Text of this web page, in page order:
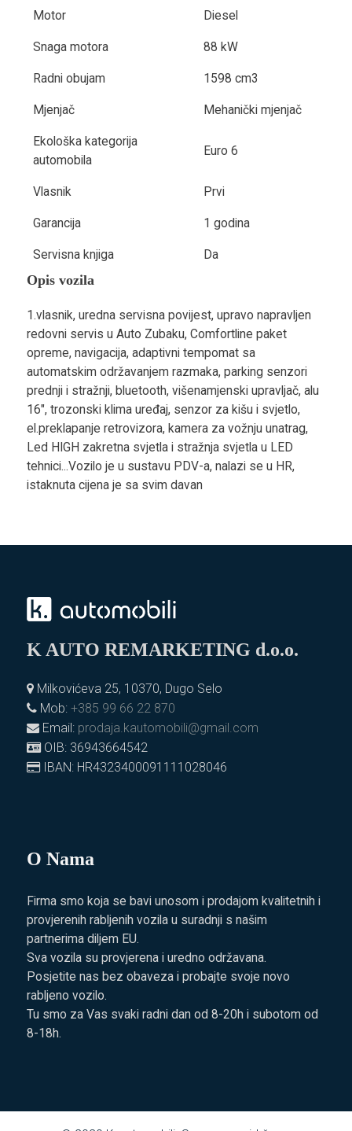
Motor Diesel
Snaga motora 88 kW
Radni obujam 1598 cm3
Mjenjač Mehanički mjenjač
Ekološka kategorija
automobila
Euro 6
Vlasnik Prvi
Garancija 1 godina
Servisna knjiga Da
Opis vozila
1.vlasnik, uredna servisna povijest, upravo napravljen
redovni servis u Auto Zubaku, Comfortline paket
opreme, navigacija, adaptivni tempomat sa
automatskim održavanjem razmaka, parking senzori
prednji i stražnji, bluetooth, višenamjenski upravljač, alu
16", trozonski klima uređaj, senzor za kišu i svjetlo,
el.preklapanje retrovizora, kamera za vožnju unatrag,
Led HIGH zakretna svjetla i stražnja svjetla u LED
tehnici...Vozilo je u sustavu PDV-a, nalazi se u HR,
istaknuta cijena je sa svim davan
K AUTO REMARKETING d.o.o.
Milkovićeva 25, 10370, Dugo Selo
Mob: +385 99 66 22 870
Email: prodaja.kautomobili@gmail.com
OIB: 36943664542
IBAN: HR4323400091111028046
O Nama
Firma smo koja se bavi unosom i prodajom kvalitetnih i
provjerenih rabljenih vozila u suradnji s našim
partnerima diljem EU.
Sva vozila su provjerena i uredno održavana.
Posjetite nas bez obaveza i probajte svoje novo
rabljeno vozilo.
Tu smo za Vas svaki radni dan od 8-20h i subotom od
8-18h.